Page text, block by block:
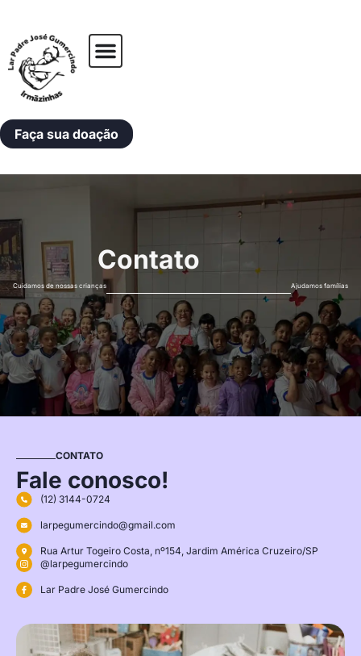
Faça sua doação
Contato
Cuidamos de nossas crianças Ajudamos famílias
CONTATO
Fale conosco!
(12) 3144-0724
larpegumercindo@gmail.com
Rua Artur Togeiro Costa, nº154, Jardim América Cruzeiro/SP
@larpegumercindo
Lar Padre José Gumercindo